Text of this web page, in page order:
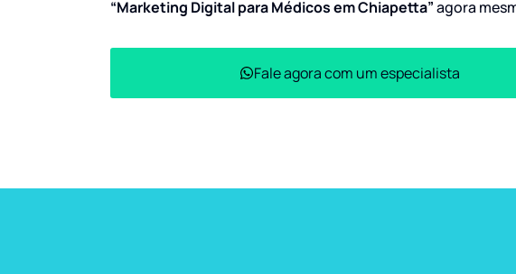
“Marketing Digital para Médicos em Chiapetta”agora
Fale agora com um especialista